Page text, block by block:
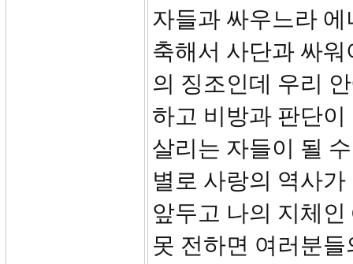
자들과 싸우느라
축해서 사단과 싸
의 징조인데 우리
하고 비방과 판단
살리는 자들이 될
별로 사랑의 역사
앞두고 나의 지체
못 전하면 여러분